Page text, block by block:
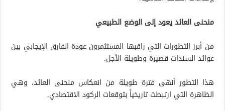
منحنى العائد يعود إلى الوضع الطبيعي
من أبرز التطورات التي راقبها المستثمرون عودة الفارق الإيجابي بين
عوائد السندات قصيرة وطويلة الأجل.
هذا التطور أنهى فترة طويلة من انعكاس منحنى العائد، وهي
الظاهرة التي ارتبطت تاريخياً بتوقعات الركود الاقتصادي.